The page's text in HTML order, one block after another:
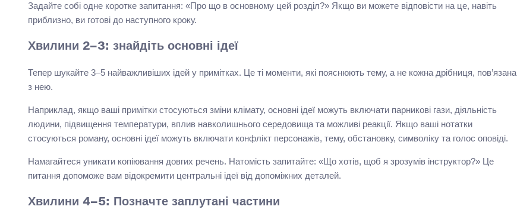
Задайте собі одне коротке запитання: «Про що в основному цей розділ?» Якщо ви можете відповісти на це, навіть
приблизно, ви готові до наступного кроку.
Хвилини 2–3: знайдіть основні ідеї
Тепер шукайте 3–5 найважливіших ідей у примітках. Це ті моменти, які пояснюють тему, а не кожна дрібниця, пов’язана
з нею.
Наприклад, якщо ваші примітки стосуються зміни клімату, основні ідеї можуть включати парникові гази, діяльність
людини, підвищення температури, вплив навколишнього середовища та можливі реакції. Якщо ваші нотатки
стосуються роману, основні ідеї можуть включати конфлікт персонажів, тему, обстановку, символіку та голос оповіді.
Намагайтеся уникати копіювання довгих речень. Натомість запитайте: «Що хотів, щоб я зрозумів інструктор?» Це
питання допоможе вам відокремити центральні ідеї від допоміжних деталей.
Хвилини 4–5: Позначте заплутані частини